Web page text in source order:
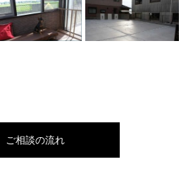
ご相談の流れ